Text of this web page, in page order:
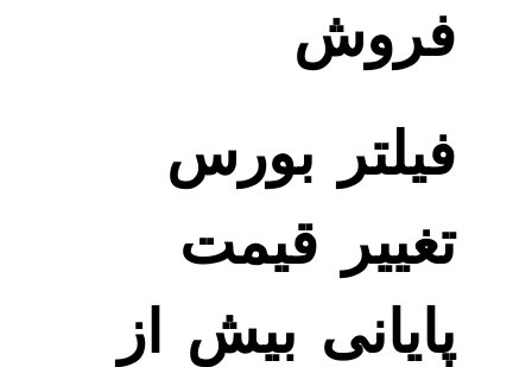
فروش
فیلتر بورس
تغییر قیمت
پایانی بیش از